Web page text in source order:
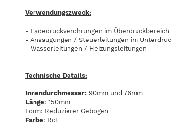
Verwendungszweck:
- Ladedruckverohrungen im Überdruckbereich
- Ansaugungen / Steuerleitungen im
- Wasserleitungen / Heizungsleitungen
Technische Details:
Innendurchmesser: 90mm und 76mm
Länge: 150mm
Form: Reduzierer Gebogen
Farbe: Rot